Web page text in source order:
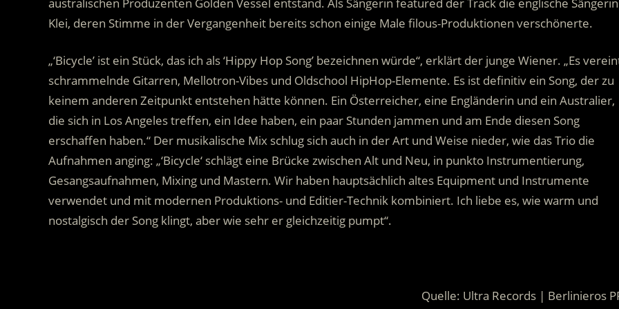
Klei, deren Stimme in der Vergangenheit bereits schon einige Male filous-Produktionen verschönerte.
„‘Bicycle’ ist ein Stück, das ich als ‘Hippy Hop Song’ bezeichnen würde“, erklärt der junge Wiener. „Es
schrammelnde Gitarren, Mellotron-Vibes und Oldschool HipHop-Elemente. Es ist definitiv ein Song, der zu
keinem anderen Zeitpunkt entstehen hätte können. Ein Österreicher, eine Engländerin und ein Australier,
die sich in Los Angeles treffen, ein Idee haben, ein paar Stunden jammen und am Ende diesen Song
erschaffen haben.“ Der musikalische Mix schlug sich auch in der Art und Weise nieder, wie das Trio die
Aufnahmen anging: „‘Bicycle‘ schlägt eine Brücke zwischen Alt und Neu, in punkto Instrumentierung,
Gesangsaufnahmen, Mixing und Mastern. Wir haben hauptsächlich altes Equipment und Instrumente
verwendet und mit modernen Produktions- und Editier-Technik kombiniert. Ich liebe es, wie warm und
nostalgisch der Song klingt, aber wie sehr er gleichzeitig pumpt“.
Quelle: Ultra Records | Berlinieros